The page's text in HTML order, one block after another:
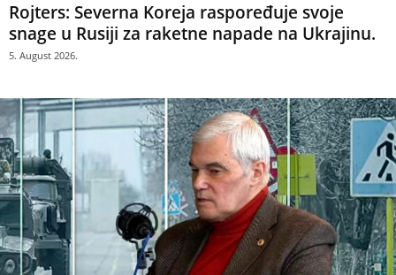
Rojters: Severna Koreja raspoređuje svoje
snage u Rusiji za raketne napade na Ukrajinu.
5. August 2026.